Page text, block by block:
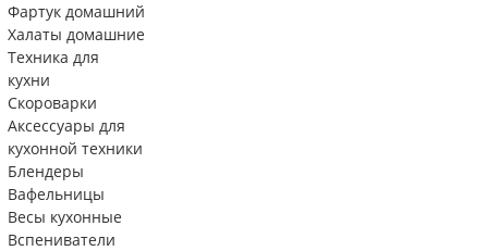
Фартук домашний
Халаты домашние
Техника для
кухни
Скороварки
Аксессуары для
кухонной техники
Блендеры
Вафельницы
Весы кухонные
Вспениватели